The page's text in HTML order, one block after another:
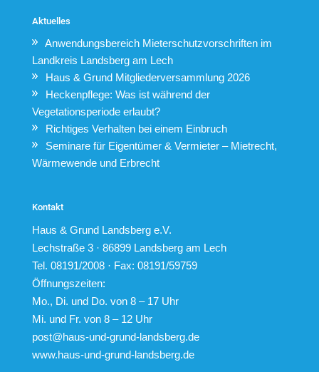
Aktuelles
Anwendungsbereich Mieterschutzvorschriften im
Landkreis Landsberg am Lech
Haus & Grund Mitgliederversammlung 2026
Heckenpflege: Was ist während der
Vegetationsperiode erlaubt?
Richtiges Verhalten bei einem Einbruch
Seminare für Eigentümer & Vermieter – Mietrecht,
Wärmewende und Erbrecht
Kontakt
Haus & Grund Landsberg e.V.
Lechstraße 3 · 86899 Landsberg am Lech
Tel. 08191/2008 · Fax: 08191/59759
Öffnungszeiten:
Mo., Di. und Do. von 8 – 17 Uhr
Mi. und Fr. von 8 – 12 Uhr
post@haus-und-grund-landsberg.de
www.haus-und-grund-landsberg.de